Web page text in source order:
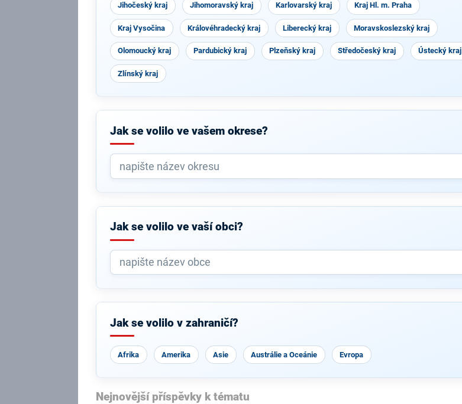
Jihočeský kraj Jihomoravský kraj Karlovarský kraj Kraj Hl. m. Praha
Kraj Vysočina Královéhradecký kraj Liberecký kraj Moravskoslezský kraj
Olomoucký kraj Pardubický kraj Plzeňský kraj Středočeský kraj Ústecký kraj
Zlínský kraj
Jak se volilo ve vašem okrese?
Jak se volilo ve vaší obci?
Jak se volilo v zahraničí?
Afrika Amerika Asie Austrálie a Oceánie Evropa
Nejnovější příspěvky k tématu